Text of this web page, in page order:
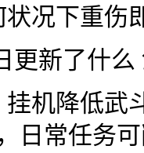
况下重伤
降低武
日常任务